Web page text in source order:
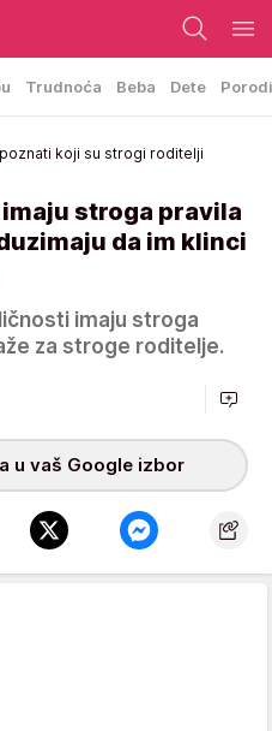
Trudnoća Beba Dete
poznati koji su strogi roditelji
stroga pravila
da im klinci
imaju stroga
za stroge roditelje.
u vaš Google izbor